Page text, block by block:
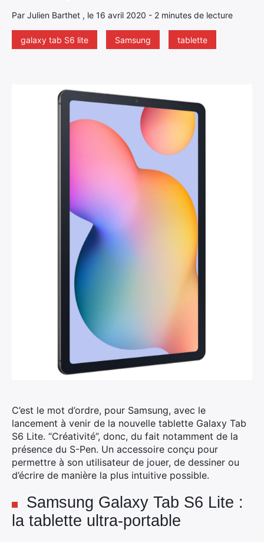
Par Julien Barthet , le 16 avril 2020 - 2 minutes de lecture
galaxy tab S6 lite Samsung tablette
C’est le mot d’ordre, pour Samsung, avec le
lancement à venir de la nouvelle tablette Galaxy Tab
S6 Lite. “Créativité”, donc, du fait notamment de la
présence du S-Pen. Un accessoire conçu pour
permettre à son utilisateur de jouer, de dessiner ou
d’écrire de manière la plus intuitive possible.
Samsung Galaxy Tab S6 Lite :
la tablette ultra-portable